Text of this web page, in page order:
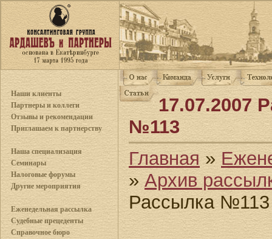
Наши клиенты
Партнеры и коллеги
Отзывы и рекомендации
Приглашаем к партнерству
Наша специализация
Семинары
Налоговые форумы
Другие мероприятия
Еженедельная рассылка
Судебные прецеденты
Справочное бюро
17.07.2007
№113
Главная »
»Архив
Рассылка №113